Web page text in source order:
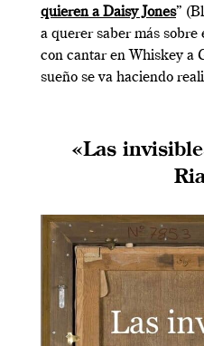
quieren a Daisy Jones”
a querer saber más sobre
con cantar en Whiskey a
sueño se va haciendo
«Las